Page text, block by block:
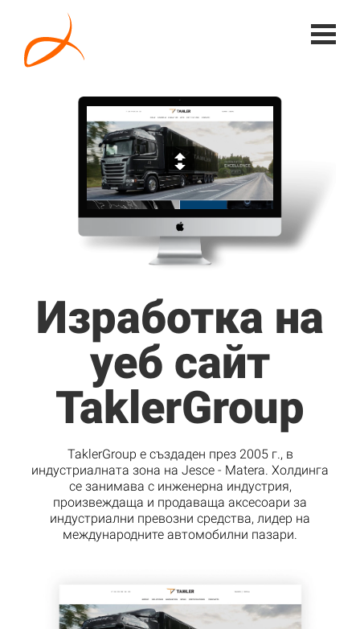
Изработка на
уеб сайт
TaklerGroup
TaklerGroup е създаден през 2005 г., в
индустриалната зона на Jesce - Matera. Холдинга
се занимава с инженерна индустрия,
произвеждаща и продаваща аксесоари за
индустриални превозни средства, лидер на
международните автомобилни пазари.